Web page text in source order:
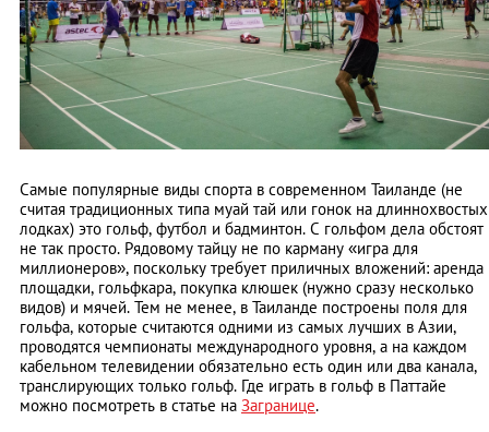
Самые популярные виды спорта в современном Таиланде (не
считая традиционных типа муай тай или гонок на длиннохвостых
лодках) это гольф, футбол и бадминтон. С гольфом дела обстоят
не так просто. Рядовому тайцу не по карману «игра для
миллионеров», поскольку требует приличных вложений: аренда
площадки, гольфкара, покупка клюшек (нужно сразу несколько
видов) и мячей. Тем не менее, в Таиланде построены поля для
гольфа, которые считаются одними из самых лучших в Азии,
проводятся чемпионаты международного уровня, а на каждом
кабельном телевидении обязательно есть один или два канала,
транслирующих только гольф. Где играть в гольф в Паттайе
можно посмотреть в статье на Загранице.